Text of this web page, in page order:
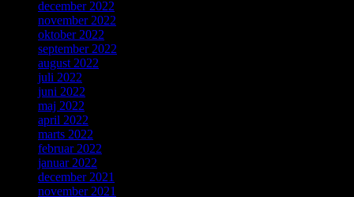
december 2022
november 2022
oktober 2022
september 2022
august 2022
juli 2022
juni 2022
maj 2022
april 2022
marts 2022
februar 2022
januar 2022
december 2021
november 2021